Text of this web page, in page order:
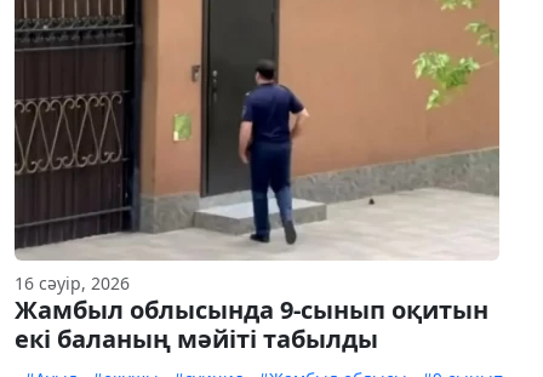
16 сәуір, 2026
Жамбыл облысында 9-сынып оқитын
екі баланың мәйіті табылды